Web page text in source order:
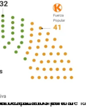
de la Bicameralidad.